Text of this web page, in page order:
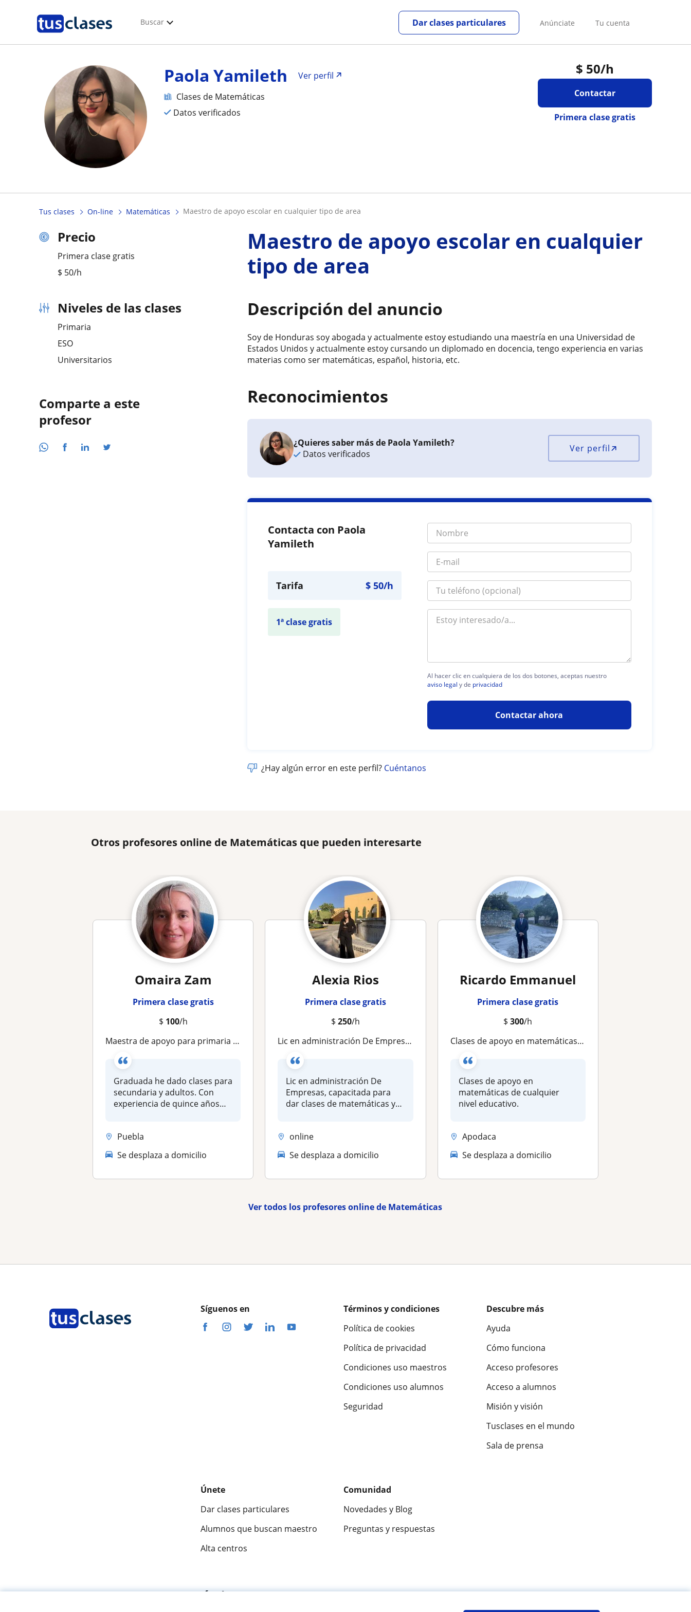
Buscar Anúnciate Tu cuenta
Dar clases particulares
$ 50/h
Contactar
Primera clase gratis
Paola Yamileth
Ver perfil
Clases de Matemáticas
Datos verificados
Tus clases On-line Matemáticas maestro de apoyo escolar en cualquier tipo de area
Precio
Primera clase gratis
$ 50/h
Niveles de las clases
Primaria
ESO
Universitarios
Comparte a este
profesor
Maestro de apoyo escolar en cualquier
tipo de area
Descripción del anuncio
Soy de Honduras soy abogada y actualmente estoy estudiando una maestría en una Universidad de
Estados Unidos y actualmente estoy cursando un diplomado en docencia, tengo experiencia en varias
materias como ser matemáticas, español, historia, etc.
Reconocimientos
¿Quieres saber más de Paola Yamileth?
Datos verificados
Ver perfil
Contacta con Paola
Yamileth
Tarifa $50/h
1ª clase gratis
Al hacer clic en cualquiera de los dos botones, aceptas nuestro
aviso legal y de privacidad
Contactar ahora
¿Hay algún error en este perfil? Cuéntanos
Otros profesores online de Matemáticas que pueden interesarte
Omaira Zam
Primera clase gratis
$ 100/h
Maestra de apoyo para primaria o secundaria on line
Graduada he dado clases para
secundaria y adultos. Con
experiencia de quince años
Puebla
Se desplaza a domicilio
Alexia Rios
Primera clase gratis
$ 250/h
Lic en administración De Empresas, capacitada para dar clases de matemáticas y hasta contabilidad, para niños de 12 a 20 años
Lic en administración De
Empresas, capacitada para
dar clases de matemáticas y
online
Se desplaza a domicilio
Ricardo Emmanuel
Primera clase gratis
$300/h
Clases de apoyo en matemáticas de cualquier nivel educativo
Clases de apoyo en
matemáticas de cualquier
nivel educativo.
Apodaca
Se desplaza a domicilio
Ver todos los profesores online de Matemáticas
Síguenos en
Términos y condiciones
Política de cookies
Política de privacidad
Condiciones uso maestros
Condiciones uso alumnos
Seguridad
Descubre más
Ayuda
Cómo funciona
Acceso profesores
Acceso a alumnos
Misión y visión
Tusclases en el mundo
Sala de prensa
Únete
Dar clases particulares
Alumnos que buscan maestro
Alta centros
Comunidad
Novedades y Blog
Preguntas y respuestas
Fantástica 9,5/10 ★★★★★